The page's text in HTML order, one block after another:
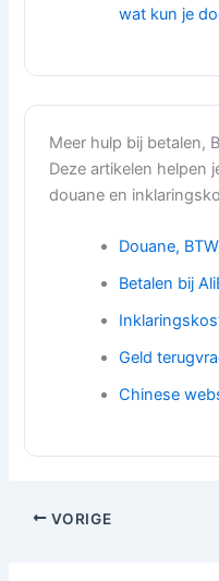
wat kun je
Meer hulp bij betalen,
Deze artikelen helpen
douane en
Douane,
Betalen bij
Geld
Chinese
VORIGE